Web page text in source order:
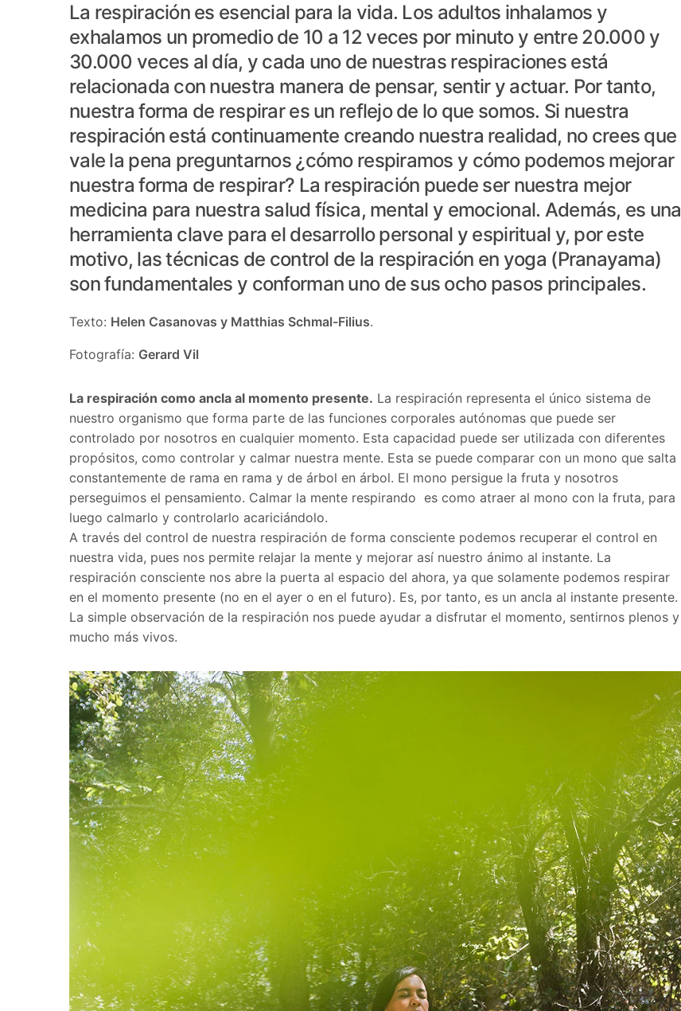
La respiración es esencial para la vida. Los adultos inhalamos y
exhalamos un promedio de 10 a 12 veces por minuto y entre 20.000 y
30.000 veces al día, y cada uno de nuestras respiraciones está
relacionada con nuestra manera de pensar, sentir y actuar. Por tanto,
nuestra forma de respirar es un reflejo de lo que somos. Si nuestra
respiración está continuamente creando nuestra realidad, no crees que
vale la pena preguntarnos ¿cómo respiramos y cómo podemos mejorar
nuestra forma de respirar? La respiración puede ser nuestra mejor
medicina para nuestra salud física, mental y emocional. Además, es una
herramienta clave para el desarrollo personal y espiritual y, por este
motivo, las técnicas de control de la respiración en yoga (Pranayama)
son fundamentales y conforman uno de sus ocho pasos principales.
Texto: Helen Casanovas y Matthias Schmal-Filius.
Fotografía: Gerard Vil
La respiración como ancla al momento presente. La respiración representa el único sistema de
nuestro organismo que forma parte de las funciones corporales autónomas que puede ser
controlado por nosotros en cualquier momento. Esta capacidad puede ser utilizada con diferentes
propósitos, como controlar y calmar nuestra mente. Esta se puede comparar con un mono que salta
constantemente de rama en rama y de árbol en árbol. El mono persigue la fruta y nosotros
perseguimos el pensamiento. Calmar la mente respirando es como atraer al mono con la fruta, para
luego calmarlo y controlarlo acariciándolo.
A través del control de nuestra respiración de forma consciente podemos recuperar el control en
nuestra vida, pues nos permite relajar la mente y mejorar así nuestro ánimo al instante. La
respiración consciente nos abre la puerta al espacio del ahora, ya que solamente podemos respirar
en el momento presente (no en el ayer o en el futuro). Es, por tanto, es un ancla al instante presente.
La simple observación de la respiración nos puede ayudar a disfrutar el momento, sentirnos plenos y
mucho más vivos.